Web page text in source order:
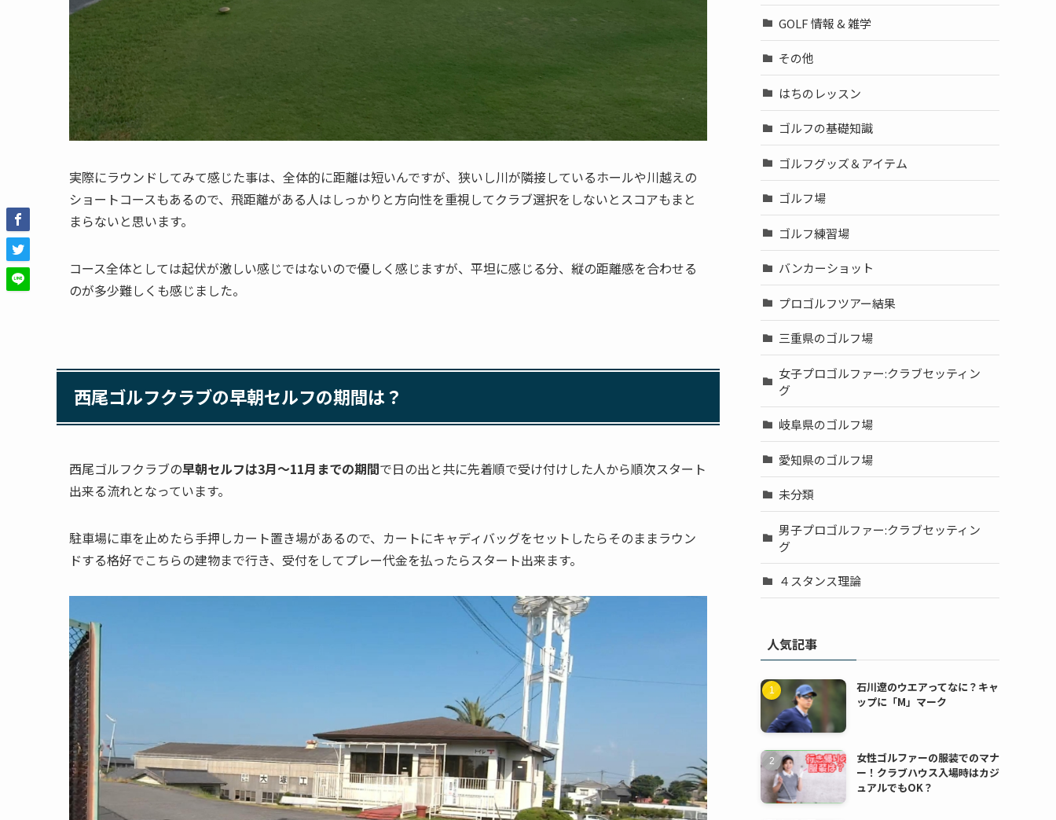
実際にラウンドしてみて感じた事は、全体的に距離は短いんですが、狭いし川が隣接しているホールや川越えの
ショートコースもあるので、飛距離がある人はしっかりと方向性を重視してクラブ選択をしないとスコアもまと
まらないと思います。
コース全体としては起伏が激しい感じではないので優しく感じますが、平坦に感じる分、縦の距離感を合わせる
のが多少難しくも感じました。
西尾ゴルフクラブの早朝セルフの期間は？
西尾ゴルフクラブの早朝セルフは3月～11月までの期間で日の出と共に先着順で受け付けした人から順次スタート
出来る流れとなっています。
駐車場に車を止めたら手押しカート置き場があるので、カートにキャディバッグをセットしたらそのままラウン
ドする格好でこちらの建物まで行き、受付をしてプレー代金を払ったらスタート出来ます。
GOLF 情報 & 雑学
その他
はちのレッスン
ゴルフの基礎知識
ゴルフグッズ＆アイテム
ゴルフ場
ゴルフ練習場
バンカーショット
プロゴルフツアー結果
三重県のゴルフ場
女子プロゴルファー:クラブセッティン
グ
岐阜県のゴルフ場
愛知県のゴルフ場
未分類
男子プロゴルファー:クラブセッティン
グ
４スタンス理論
人気記事
石川遼のウエアってなに？キャ
ップに「M」マーク
女性ゴルファーの服装でのマナ
ー！クラブハウス入場時はカジ
ュアルでもOK？